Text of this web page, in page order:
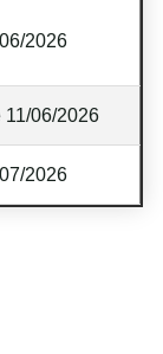
2026
11/06/2026
2026